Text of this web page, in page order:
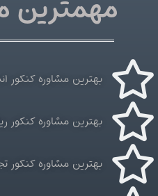
بهترین مشاوره کنکور
بهترین مشاوره کنکور
بهترین مشاوره کنکور